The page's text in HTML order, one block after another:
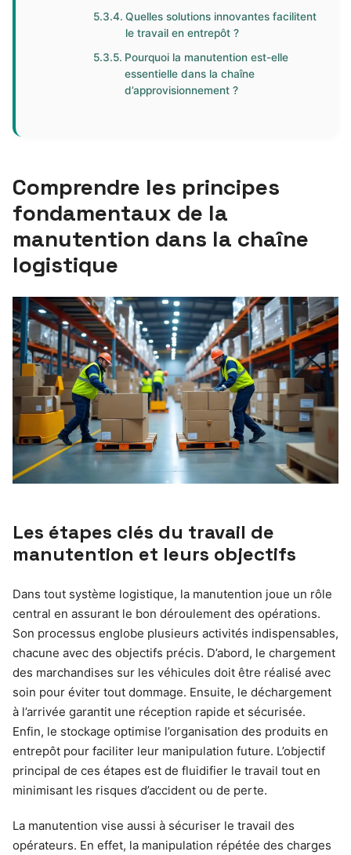
Quelles solutions innovantes facilitent
le travail en entrepôt ?
Pourquoi la manutention est-elle
essentielle dans la chaîne
d’approvisionnement ?
Comprendre les principes
fondamentaux de la
manutention dans la chaîne
logistique
Les étapes clés du travail de
manutention et leurs objectifs
Dans tout système logistique, la manutention joue un rôle
central en assurant le bon déroulement des opérations.
Son processus englobe plusieurs activités indispensables,
chacune avec des objectifs précis. D’abord, le chargement
des marchandises sur les véhicules doit être réalisé avec
soin pour éviter tout dommage. Ensuite, le déchargement
à l’arrivée garantit une réception rapide et sécurisée.
Enfin, le stockage optimise l’organisation des produits en
entrepôt pour faciliter leur manipulation future. L’objectif
principal de ces étapes est de fluidifier le travail tout en
minimisant les risques d’accident ou de perte.
La manutention vise aussi à sécuriser le travail des
opérateurs. En effet, la manipulation répétée des charges